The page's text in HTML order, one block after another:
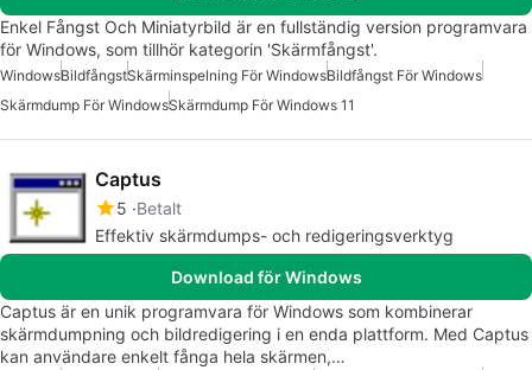
Enkel Fångst Och Miniatyrbild är en fullständig version programvara
för Windows, som tillhör kategorin 'Skärmfångst'.
WindowsBildfångstSkärminspelning För WindowsBildfångst För Windows
Skärmdump För WindowsSkärmdump För Windows 11
Captus
5 Betalt
Effektiv skärmdumps- och redigeringsverktyg
Download för Windows
Captus är en unik programvara för Windows som kombinerar
skärmdumpning och bildredigering i en enda plattform. Med Captus
kan användare enkelt fånga hela skärmen,…